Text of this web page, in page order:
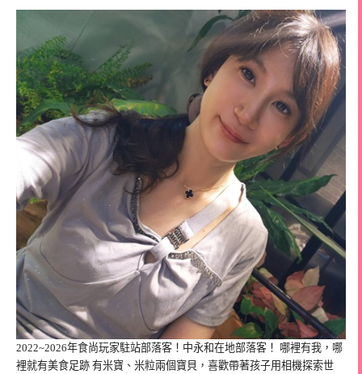
2022~2026年食尚玩家駐站部落客！中永和在地部落客！ 哪裡有我，哪
裡就有美食足跡 有米寶、米粒兩個寶貝，喜歡帶著孩子用相機探索世